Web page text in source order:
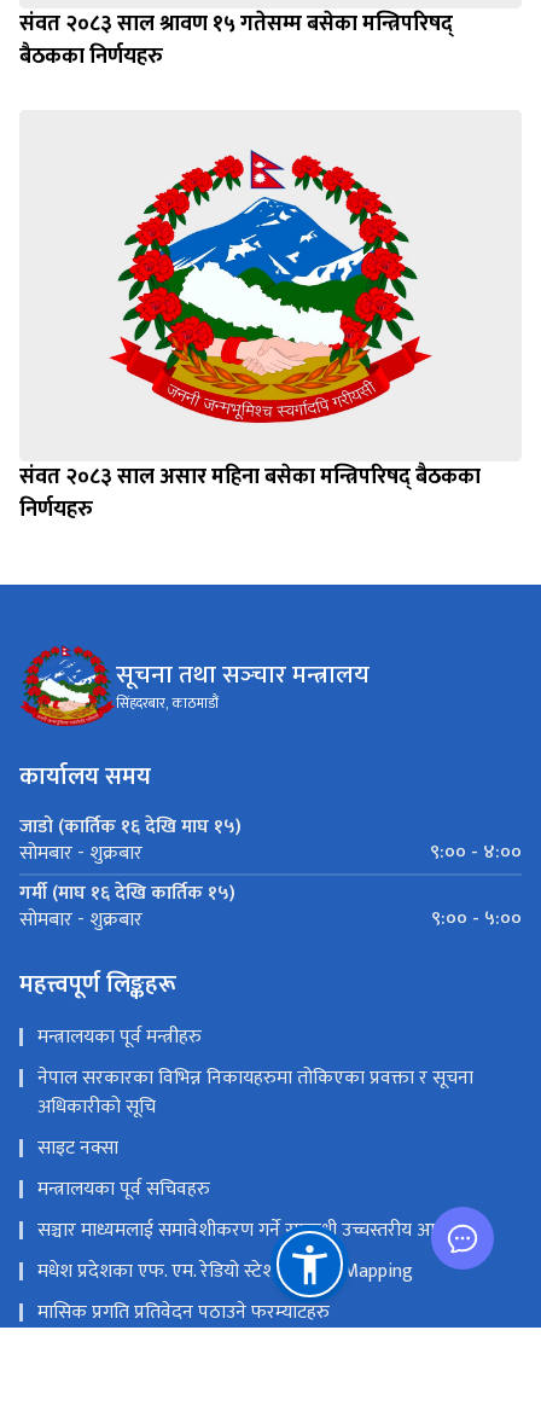
संवत २०८३ साल श्रावण १५ गतेसम्म बसेका मन्त्रिपरिषद्
बैठकका निर्णयहरु
संवत २०८३ साल असार महिना बसेका मन्त्रिपरिषद् बैठकका
निर्णयहरु
सूचना तथा सञ्‍चार मन्त्रालय
सिंहदरबार, काठमाडौं
कार्यालय समय
जाडो (कार्तिक १६ देखि माघ १५)
सोमबार - शुक्रबार
९:०० - ४:००
गर्मी (माघ १६ देखि कार्तिक १५)
सोमबार - शुक्रबार ९:०० - ५:००
महत्त्वपूर्ण लिङ्कहरू
मन्त्रालयका पूर्व मन्त्रीहरु
नेपाल सरकारका विभिन्न निकायहरुमा तोकिएका प्रवक्ता र सूचना
अधिकारीको सूचि
साइट नक्सा
मन्त्रालयका पूर्व सचिवहरु
सञ्चार माध्यमलाई समावेशीकरण गर्ने सम्बन्धी उच्चस्तरीय आयोग
मधेश प्रदेशका एफ. एम. रेडियो स्टेशनको GIS Mapping
मासिक प्रगति प्रतिवेदन पठाउने फरम्याटहरु